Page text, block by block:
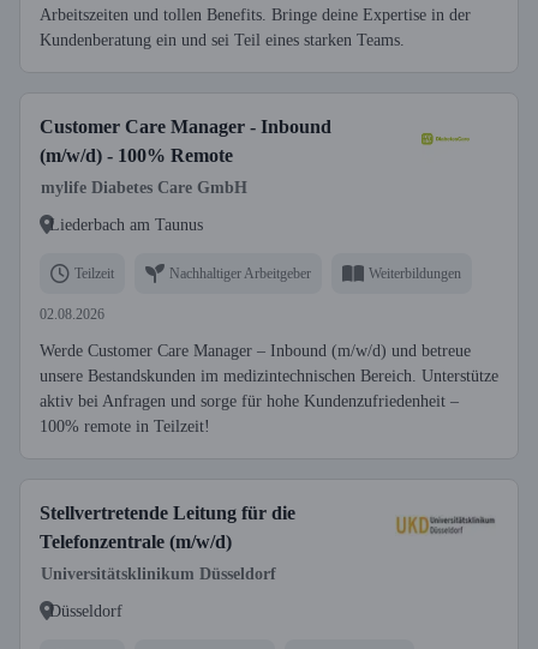
Arbeitszeiten und tollen Benefits. Bringe deine Expertise in der
Kundenberatung ein und sei Teil eines starken Teams.
Customer Care Manager - Inbound
(m/w/d) - 100% Remote
mylife Diabetes Care GmbH
Liederbach am Taunus
Teilzeit Nachhaltiger Arbeitgeber Weiterbildungen
02.08.2026
Werde Customer Care Manager – Inbound (m/w/d) und betreue
unsere Bestandskunden im medizintechnischen Bereich. Unterstütze
aktiv bei Anfragen und sorge für hohe Kundenzufriedenheit –
100% remote in Teilzeit!
Stellvertretende Leitung für die
Telefonzentrale (m/w/d)
Universitätsklinikum Düsseldorf
Düsseldorf